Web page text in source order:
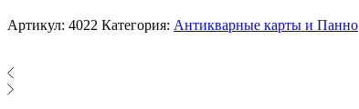
Артикул: 4022 Категория: Антикварные карты и Панно